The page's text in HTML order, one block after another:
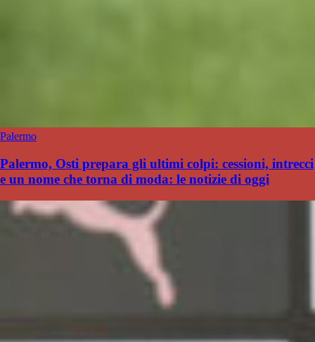
Palermo
Palermo, Osti prepara gli ultimi colpi: cessioni, intrecci
e un nome che torna di moda: le notizie di oggi